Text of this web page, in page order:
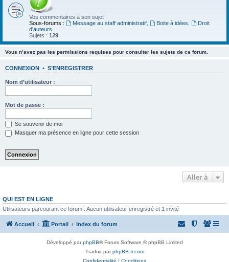
Vos commentaires à son sujet
Sous-forums :
Message au staff administratif, Boite à idées
Droit
d'auteurs
Sujets : 129
Vous n’avez pas les permissions requises pour consulter les sujets de ce forum.
CONNEXION • S’ENREGISTRER
Nom d’utilisateur :
Mot de passe :
Se souvenir de moi
Masquer ma présence en ligne pour cette session
Aller à
QUI EST EN LIGNE
Utilisateurs parcourant ce forum : Aucun utilisateur enregistré et 1 invité
Accueil Portail Index du forum
Développé parphpBB® Forum Software © phpBB Limited
Traduit parphpBB-fr.com
Confidentialité | Conditions